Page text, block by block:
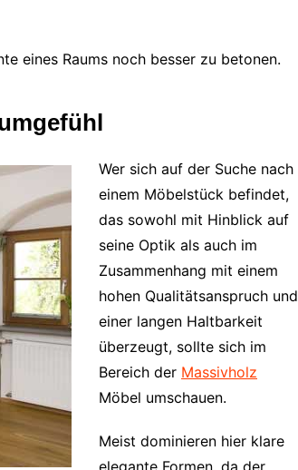
eines Raums noch besser zu betonen.
Wer sich auf der Suche nach
einem Möbelstück befindet,
das sowohl mit Hinblick auf
seine Optik als auch im
Zusammenhang mit einem
hohen Qualitätsanspruch und
einer langen Haltbarkeit
überzeugt, sollte sich im
Bereich der Massivholz
Möbel umschauen.
Meist dominieren hier klare
elegante Formen, da der